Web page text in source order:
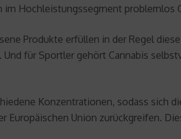
Hochleistungssegment problemlos
Produkte erfüllen in der Regel
für Sportler gehört Cannabis
Konzentrationen, sodass sich
Union zurückgreifen.